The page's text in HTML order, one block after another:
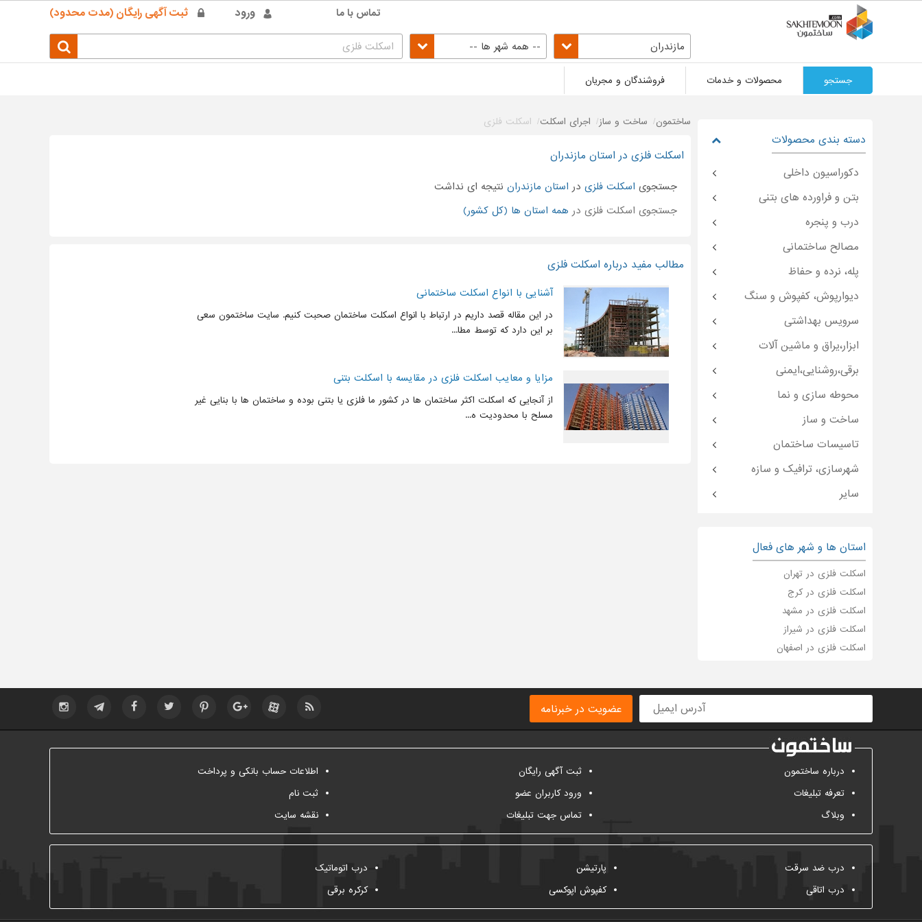
ورود ثبت آگهی رایگان (مدت محدود) تماس با ما
مازندران -- همه شهر ها --
جستجو محصولات و خدمات فروشندگان و مجریان
ساختمون ساخت و ساز اجرای اسکلت اسکلت فلزی
اسکلت فلزی در استان مازندران
جستجوی اسکلت فلزی در استان مازندران نتیجه ای نداشت
جستجوی اسکلت فلزی در همه استان ها (کل کشور)
مطالب مفید درباره اسکلت فلزی
آشنایی با انواع اسکلت ساختمانی
در این مقاله قصد داریم در ارتباط با انواع اسکلت ساختمان صحبت کنیم. سایت ساختمون سعی
بر این دارد که توسط مطا...
مزایا و معایب اسکلت فلزی در مقایسه با اسکلت بتنی
از آنجایی که اسکلت اکثر ساختمان ها در کشور ما فلزی یا بتنی بوده و ساختمان ها با بنایی غیر
مسلح با محدودیت ه...
دسته بندی محصولات
دکوراسیون داخلی
بتن و فراورده های بتنی
درب و پنجره
مصالح ساختمانی
پله، نرده و حفاظ
دیوارپوش، کفپوش و سنگ
سرویس بهداشتی
ابزار،یراق و ماشین آلات
برقی،روشنایی،ایمنی
محوطه سازی و نما
ساخت و ساز
تاسیسات ساختمان
شهرسازی، ترافیک و سازه
سایر
استان ها و شهر های فعال
اسکلت فلزی در تهران
اسکلت فلزی در کرج
اسکلت فلزی در مشهد
اسکلت فلزی در شیراز
اسکلت فلزی در اصفهان
عضویت در خبرنامه
درباره ساختمون
تعرفه تبلیغات
وبلاگ
ثبت آگهی رایگان
ورود کاربران عضو
تماس جهت تبلیغات
اطلاعات حساب بانکی و پرداخت
ثبت نام
نقشه سایت
درب ضد سرقت
درب اتاقی
پارتیشن
کفپوش اپوکسی
درب اتوماتیک
کرکره برقی